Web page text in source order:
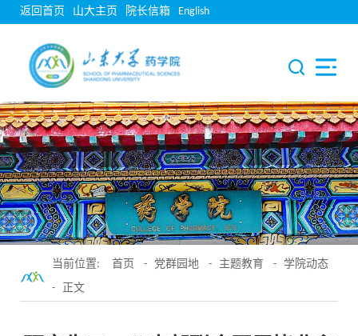
返回首页 山大主页 院长信箱 English
当前位置: 首页 - 党群园地 - 主题教育 - 学院动态
- 正文